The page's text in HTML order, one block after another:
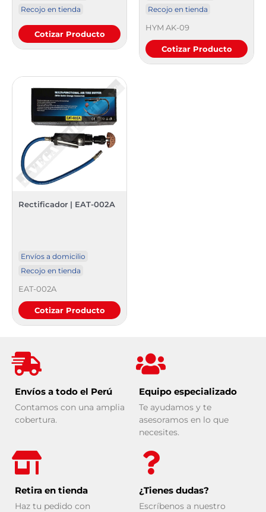
Recojo en tienda
Cotizar Producto
Recojo en tienda
HYM AK-09
Cotizar Producto
Rectificador | EAT-002A
Envíos a domicilio
Recojo en tienda
EAT-002A
Cotizar Producto
Envíos a todo el Perú
Contamos con una amplia
cobertura.
Equipo especializado
Te ayudamos y te
asesoramos en lo que
necesites.
Retira en tienda
Haz tu pedido con
¿Tienes dudas?
Escríbenos a nuestro